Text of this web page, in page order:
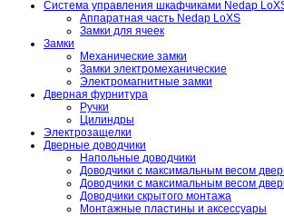
Система управления шкафчиками Nedap
Аппаратная часть Nedap LoXS
Замки для ячеек
Замки
Механические замки
Замки электромеханические
Электромагнитные замки
Дверная фурнитура
Ручки
Цилиндры
Электрозащелки
Дверные доводчики
Напольные доводчики
Доводчики с максимальным весом
Доводчики с максимальным весом
Доводчики скрытого монтажа
Монтажные пластины и аксессуары